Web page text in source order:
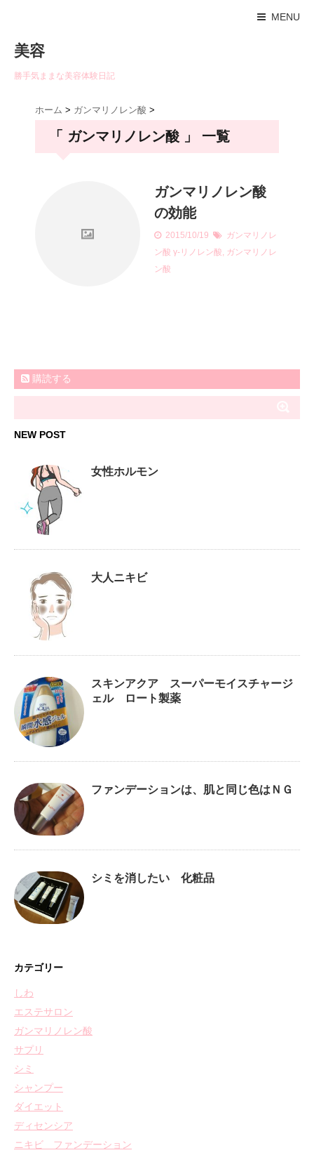
MENU
美容
勝手気ままな美容体験日記
ホーム > ガンマリノレン酸 >
「 ガンマリノレン酸 」 一覧
ガンマリノレン酸
の効能
2015/10/19
ガンマリノレ
ン酸 γ-リノレン酸, ガンマリノレ
ン酸
購読する
NEW POST
女性ホルモン
大人ニキビ
スキンアクア スーパーモイスチャージ
ェル ロート製薬
ファンデーションは、肌と同じ色はＮＧ
シミを消したい 化粧品
カテゴリー
しわ
エステサロン
ガンマリノレン酸
サプリ
シミ
シャンプー
ダイエット
ディセンシア
ニキビ ファンデーション